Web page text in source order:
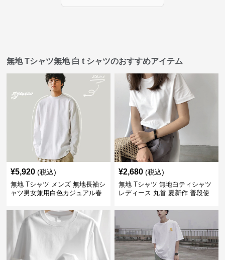
無地 Tシャツ無地 白 t シャツのおすすめアイテム
¥5,920 (税込)
無地 Tシャツ メンズ 無地長袖シ
ャツ男女兼用白色カジュアル春
¥2,680 (税込)
無地 Tシャツ 無地白ティシャツ
レディース 丸首 夏新作 普段使